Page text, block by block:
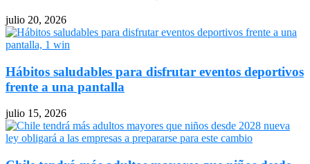
julio 20, 2026
Hábitos saludables para disfrutar eventos deportivos
frente a una pantalla
julio 15, 2026